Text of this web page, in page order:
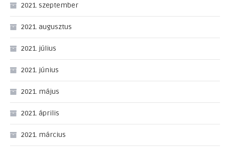
2021. szeptember
2021. augusztus
2021. július
2021. június
2021. május
2021. április
2021. március